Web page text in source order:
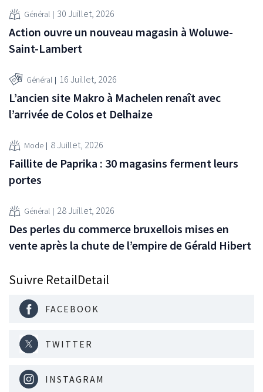
Général 30 Juillet, 2026
Action ouvre un nouveau magasin à Woluwe-
Saint-Lambert
Général 16 Juillet, 2026
L’ancien site Makro à Machelen renaît avec
l’arrivée de Colos et Delhaize
Mode 8 Juillet, 2026
Faillite de Paprika : 30 magasins ferment leurs
portes
Général 28 Juillet, 2026
Des perles du commerce bruxellois mises en
vente après la chute de l’empire de Gérald Hibert
Suivre RetailDetail
FACEBOOK
TWITTER
INSTAGRAM